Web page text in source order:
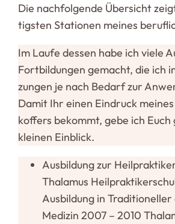
Die nach­fol­gende Über­sicht
tigsten Sta­tionen meines
Im Laufe dessen habe ich viele
Fortbildungen gemacht, die ich
zungen je nach Bedarf zur
Damit Ihr einen Ein­druck
koffers bekommt, gebe ich Euch
kleinen Einblick.
Aus­bildung zur
Tha­lamus
Aus­bildung in
Medizin 2007 – 2010